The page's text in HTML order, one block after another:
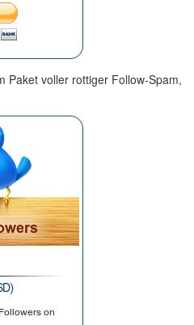
voller rottiger Follow-Spam,